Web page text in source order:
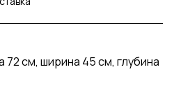
72 см, ширина 45 см, глубина